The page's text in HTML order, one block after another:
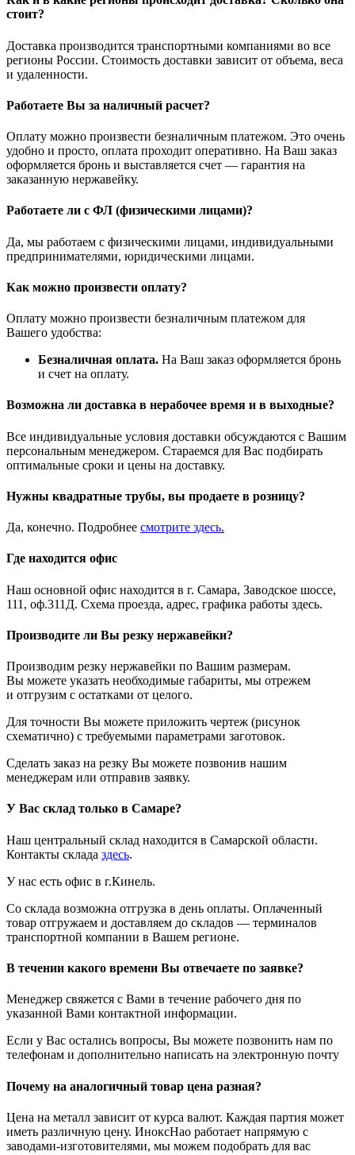
стоит?
Доставка производится транспортными компаниями во все
регионы России. Стоимость доставки зависит от объема, веса
и удаленности.
Работаете Вы за наличный расчет?
Оплату можно произвести безналичным платежом. Это очень
удобно и просто, оплата проходит оперативно. На Ваш заказ
оформляется бронь и выставляется счет — гарантия на
заказанную нержавейку.
Работаете ли с ФЛ (физическими лицами)?
Да, мы работаем с физическими лицами, индивидуальными
предпринимателями, юридическими лицами.
Как можно произвести оплату?
Оплату можно произвести безналичным платежом для
Вашего удобства:
Безналичная оплата. На Ваш заказ оформляется бронь
и счет на оплату.
Возможна ли доставка в нерабочее время и в выходные?
Все индивидуальные условия доставки обсуждаются с Вашим
персональным менеджером. Стараемся для Вас подбирать
оптимальные сроки и цены на доставку.
Нужны квадратные трубы, вы продаете в розницу?
Да, конечно. Подробнее смотрите здесь.
Где находится офис
Наш основной офис находится в г. Самара, Заводское шоссе,
111, оф.311Д. Схема проезда, адрес, графика работы здесь.
Производите ли Вы резку нержавейки?
Производим резку нержавейки по Вашим размерам.
Вы можете указать необходимые габариты, мы отрежем
и отгрузим с остатками от целого.
Для точности Вы можете приложить чертеж (рисунок
схематично) с требуемыми параметрами заготовок.
Сделать заказ на резку Вы можете позвонив нашим
менеджерам или отправив заявку.
У Вас склад только в Самаре?
Наш центральный склад находится в Самарской области.
Контакты склада здесь.
У нас есть офис в г.Кинель.
Со склада возможна отгрузка в день оплаты. Оплаченный
товар отгружаем и доставляем до складов — терминалов
транспортной компании в Вашем регионе.
В течении какого времени Вы отвечаете по заявке?
Менеджер свяжется с Вами в течение рабочего дня по
указанной Вами контактной информации.
Если у Вас остались вопросы, Вы можете позвонить нам по
телефонам и дополнительно написать на электронную почту
Почему на аналогичный товар цена разная?
Цена на металл зависит от курса валют. Каждая партия может
иметь различную цену. ИноксНао работает напрямую с
заводами-изготовителями, мы можем подобрать для вас